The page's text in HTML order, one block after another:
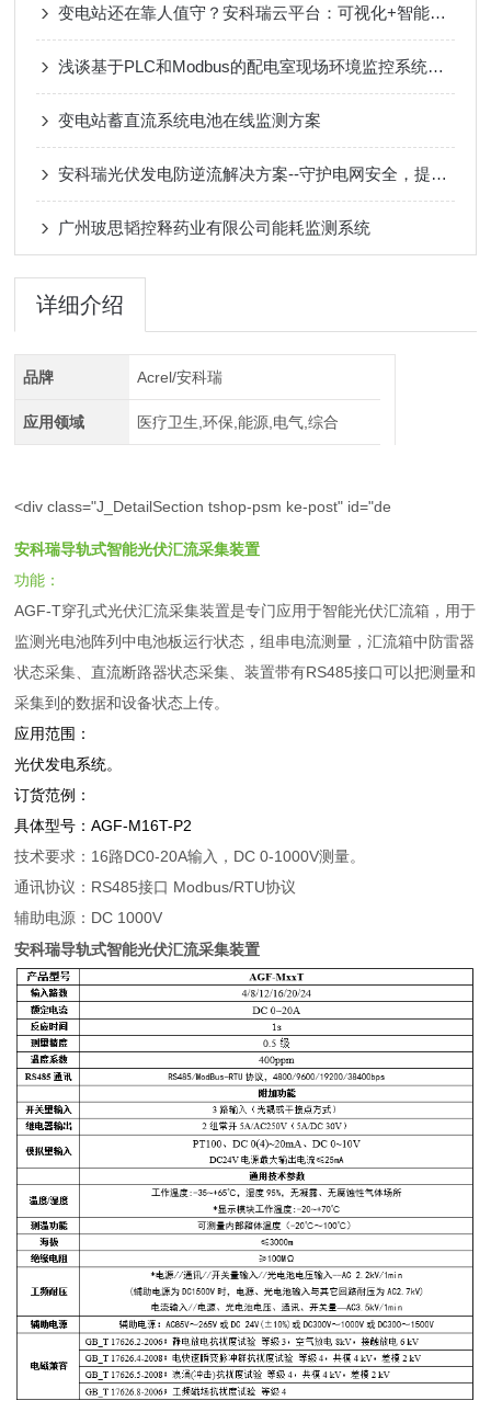
变电站还在靠人值守？安科瑞云平台：可视化+智能预警，打造无人值守新范式
浅谈基于PLC和Modbus的配电室现场环境监控系统设计及产品选型
变电站蓄直流系统电池在线监测方案
安科瑞光伏发电防逆流解决方案--守护电网安全，提升能源效率
广州玻思韬控释药业有限公司能耗监测系统
详细介绍
品牌 Acrel/安科瑞
应用领域 医疗卫生,环保,能源,电气,综合
<div class="J_DetailSection tshop-psm ke-post" id="de
安科瑞导轨式智能光伏汇流采集装置
功能：
AGF-T穿孔式光伏汇流采集装置是专门应用于智能光伏汇流箱，用于
监测光电池阵列中电池板运行状态，组串电流测量，汇流箱中防雷器
状态采集、直流断路器状态采集、装置带有RS485接口可以把测量和
采集到的数据和设备状态上传。
应用范围：
光伏发电系统。
订货范例：
具体型号：AGF-M16T-P2
技术要求：16路DC0-20A输入，DC 0-1000V测量。
通讯协议：RS485接口 Modbus/RTU协议
辅助电源：DC 1000V
安科瑞导轨式智能光伏汇流采集装置